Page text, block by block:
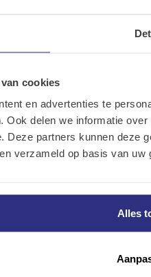
cookies
en advertenties te
Ook delen we informatie
Deze partners kunnen deze
verzameld op basis van
Alles
Disclaimer